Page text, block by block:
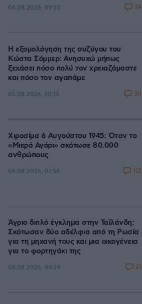
06.08.2026, 09:55 34
Η εξομολόγηση της συζύγου του
Κώστα Σόμμερ: Ανησυχώ μήπως
ξεχάσει πόσο πολύ τον χρειαζόμαστε
και πόσο τον αγαπάμε
05.08.2026, 20:15 30
Χιροσίμα 6 Αυγούστου 1945: Όταν το
«Μικρό Αγόρι» σκότωσε 80.000
ανθρώπους
06.08.2026, 07:56 112
Άγριο διπλό έγκλημα στην Ταϊλάνδη:
Σκότωσαν δύο αδέλφια από τη Ρωσία
για τη μηχανή τους και μια οικογένεια
για το φορτηγάκι της
06.08.2026, 09:29 21